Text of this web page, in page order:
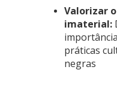
Valorizar
imaterial:
práticas
negras